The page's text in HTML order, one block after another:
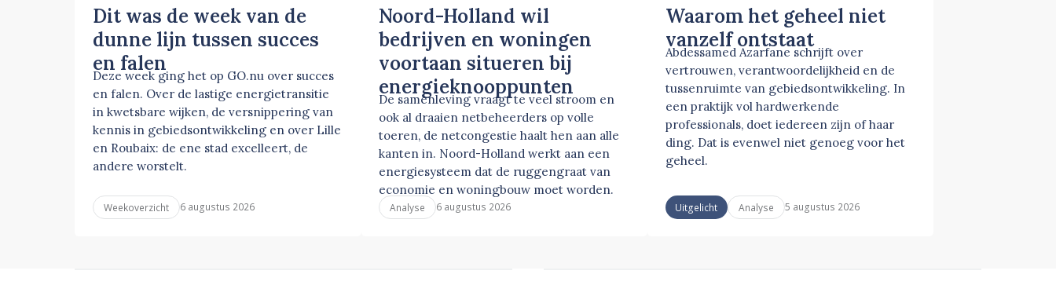
Dit was de week van de
dunne lijn tussen succes
en falen
Deze week ging het op GO.nu over succes
en falen. Over de lastige energietransitie
in kwetsbare wijken, de versnippering van
kennis in gebiedsontwikkeling en over Lille
en Roubaix: de ene stad excelleert, de
andere worstelt.
Weekoverzicht 6 augustus 2026
Noord-Holland wil
bedrijven en woningen
voortaan situeren bij
energieknooppunten
De samenleving vraagt te veel stroom en
ook al draaien netbeheerders op volle
toeren, de netcongestie haalt hen aan alle
kanten in. Noord-Holland werkt aan een
energiesysteem dat de ruggengraat van
economie en woningbouw moet worden.
Analyse 6 augustus 2026
Waarom het geheel niet
vanzelf ontstaat
Abdessamed Azarfane schrijft over
vertrouwen, verantwoordelijkheid en de
tussenruimte van gebiedsontwikkeling. In
een praktijk vol hardwerkende
professionals, doet iedereen zijn of haar
ding. Dat is evenwel niet genoeg voor het
geheel.
Uitgelicht Analyse 5 augustus 2026